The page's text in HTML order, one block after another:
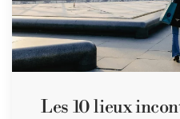
Les 10 lieux